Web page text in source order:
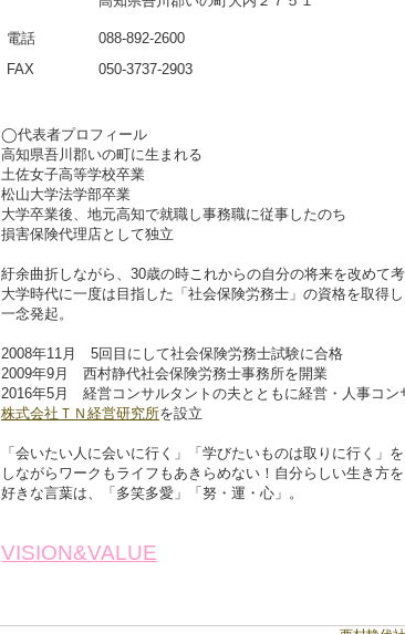
電話
088-892-2600
FAX
050-3737-2903
◯代表者プロフィール
高知県吾川郡いの町に生まれる
土佐女子高等学校卒業
松山大学法学部卒業
大学卒業後、地元高知で就職し事務職に従事したのち
損害保険代理店として独立
紆余曲折しながら、30歳の時これからの自分の将来を改めて考
大学時代に一度は目指した「社会保険労務士」の資格を取得し
一念発起。
2008年11月 5回目にして社会保険労務士試験に合格
2009年9月 西村静代社会保険労務士事務所を開業
2016年5月 経営コンサルタントの夫とともに経営・人事コン
株式会社ＴＮ経営研究所を設立
「会いたい人に会いに行く」「学びたいものは取りに行く」
しながらワークもライフもあきらめない！自分らしい生き方
好きな言葉は、「多笑多愛」「努・運・心」。
VISION&VALUE